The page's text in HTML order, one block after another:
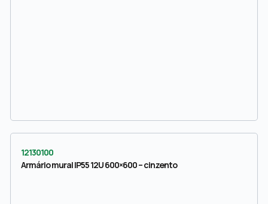
12130100
Armário mural IP55 12U 600×600 – cinzento